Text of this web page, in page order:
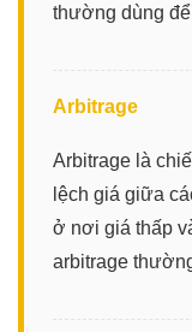
thường dùng
Arbitrage
Arbitrage là
lệch giá giữa
ở nơi giá thấp
arbitrage